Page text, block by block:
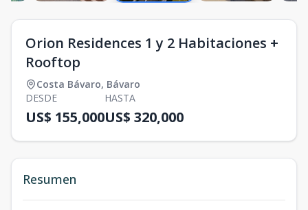
Orion Residences 1 y 2 Habitaciones +
Rooftop
Costa Bávaro, Bávaro
DESDE
US$ 155,000
HASTA
US$ 320,000
Resumen